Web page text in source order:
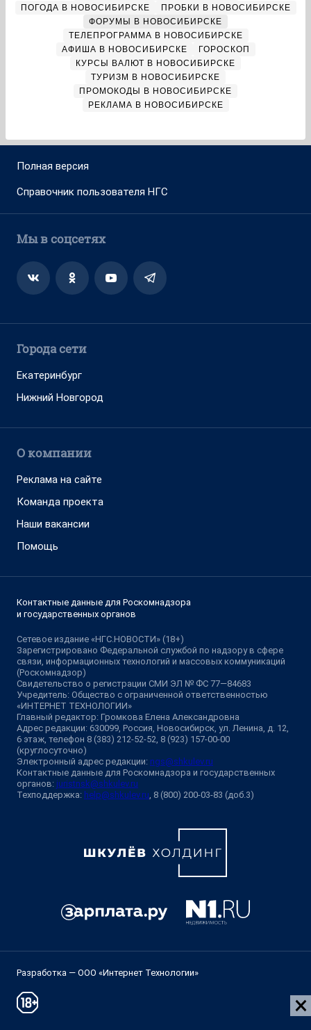
ПОГОДА В НОВОСИБИРСКЕ
ПРОБКИ В НОВОСИБИРСКЕ
ФОРУМЫ В НОВОСИБИРСКЕ
ТЕЛЕПРОГРАММА В НОВОСИБИРСКЕ
АФИША В НОВОСИБИРСКЕ
ГОРОСКОП
КУРСЫ ВАЛЮТ В НОВОСИБИРСКЕ
ТУРИЗМ В НОВОСИБИРСКЕ
ПРОМОКОДЫ В НОВОСИБИРСКЕ
РЕКЛАМА В НОВОСИБИРСКЕ
Полная версия
Справочник пользователя НГС
Мы в соцсетях
Города сети
Екатеринбург
Нижний Новгород
О компании
Реклама на сайте
Команда проекта
Наши вакансии
Помощь
Контактные данные для Роскомнадзора
и государственных органов
Сетевое издание «НГС.НОВОСТИ» (18+)
Зарегистрировано Федеральной службой по надзору в сфере
связи, информационных технологий и массовых коммуникаций
(Роскомнадзор)
Свидетельство о регистрации СМИ ЭЛ № ФС 77—84683
Учредитель: Общество с ограниченной ответственностью
«ИНТЕРНЕТ ТЕХНОЛОГИИ»
Главный редактор: Громкова Елена Александровна
Адрес редакции: 630099, Россия, Новосибирск, ул. Ленина, д. 12,
6 этаж, телефон 8 (383) 212-52-52, 8 (923) 157-00-00
(круглосуточно)
Электронный адрес редакции: ngs@shkulev.ru
Контактные данные для Роскомнадзора и государственных
органов: juristnsk@shkulev.ru
Техподдержка: help@shkulev.ru , 8 (800) 200-03-83 (доб.3)
Разработка — ООО «Интернет Технологии»